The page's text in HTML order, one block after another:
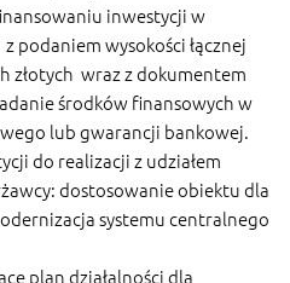
inwestycji w
podaniem wysokości łącznej
złotych wraz z dokumentem
środków finansowych w
lub gwarancji bankowej.
do realizacji z udziałem
dostosowanie obiektu dla
systemu centralnego
plan działalności dla